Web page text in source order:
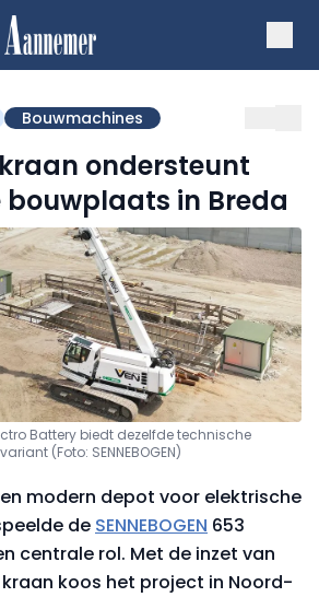
Bouwmachines
ondersteunt
bouwplaats in Breda
Battery biedt dezelfde technische
(Foto: SENNEBOGEN)
modern depot voor elektrische
de SENNEBOGEN 653
centrale rol. Met de inzet van
koos het project in Noord-